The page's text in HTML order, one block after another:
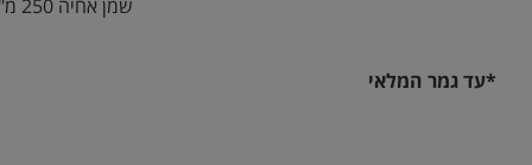
שמן אחיה 250 מ"ל
*עד גמר המלאי